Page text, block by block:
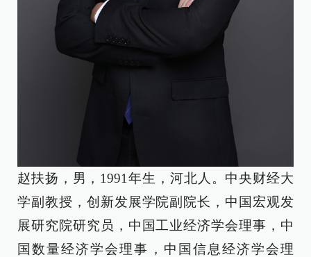
赵扶扬，男，1991年生，河北人。中央财经大
学副教授，创新发展学院副院长，中国宏观发
展研究院研究员，中国工业经济学会理事，中
国数量经济学会理事，中国信息经济学会理